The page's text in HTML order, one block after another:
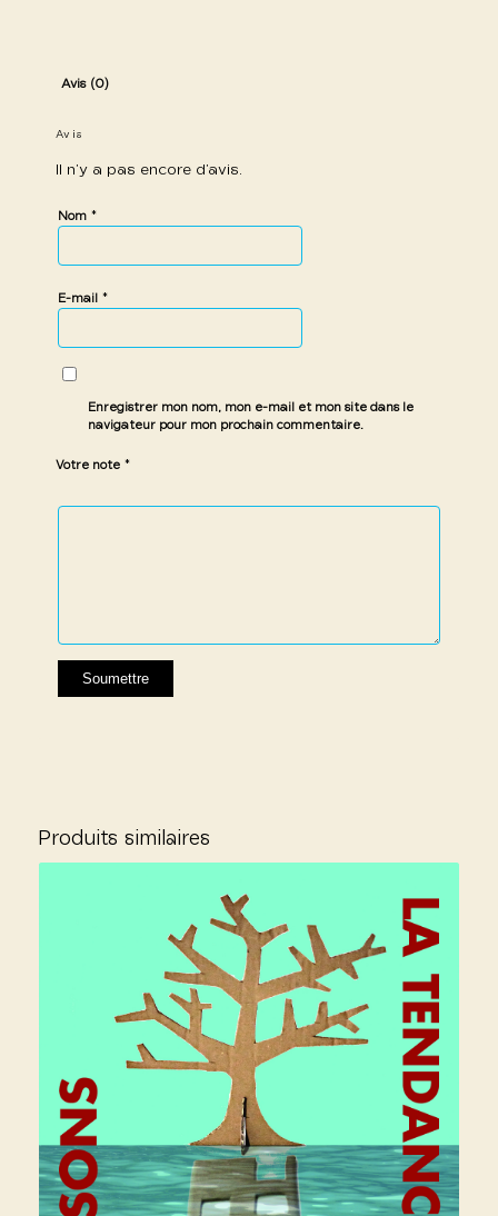
Avis (0)
Avis
Il n’y a pas encore d’avis.
Nom *
E-mail *
Enregistrer mon nom, mon e-mail et mon site dans le
navigateur pour mon prochain commentaire.
Votre note *
1 étoile
2 étoiles
3 étoiles
4 étoiles
5 étoiles
Produits similaires